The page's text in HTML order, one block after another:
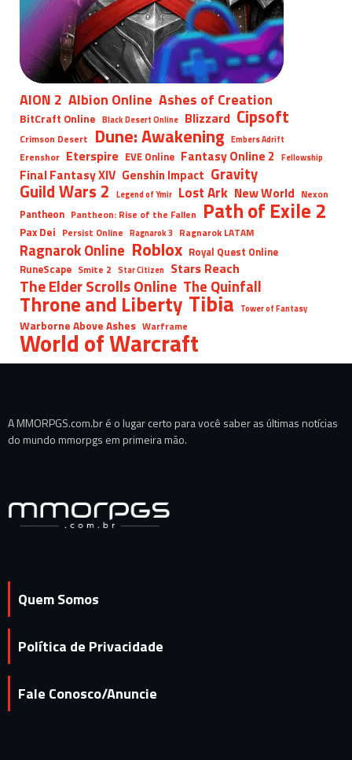
AION 2 Albion Online Ashes of Creation
BitCraft Online Black Desert Online Blizzard Cipsoft
Crimson Desert Dune: Awakening Embers Adrift
Erenshor Eterspire EVE Online Fantasy Online 2 Fellowship
Final Fantasy XIV Genshin Impact Gravity
Guild Wars 2 Legend of Ymir Lost Ark New World Nexon
Pantheon Pantheon: Rise of the Fallen Path of Exile 2
Pax Dei Persist Online Ragnarok 3 Ragnarok LATAM
Ragnarok Online Roblox Royal Quest Online
RuneScape Smite 2 Star Citizen Stars Reach
The Elder Scrolls Online The Quinfall
Throne and Liberty Tibia Tower of Fantasy
Warborne Above Ashes Warframe
World of Warcraft
A MMORPGS.com.br é o lugar certo para você saber as últimas notícias
do mundo mmorpgs em primeira mão.
Quem Somos
Política de Privacidade
Fale Conosco/Anuncie